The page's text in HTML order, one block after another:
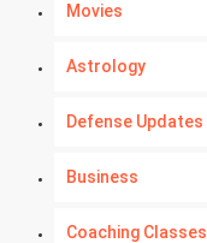
Movies
Astrology
Defense Updates
Business
Coaching Classes